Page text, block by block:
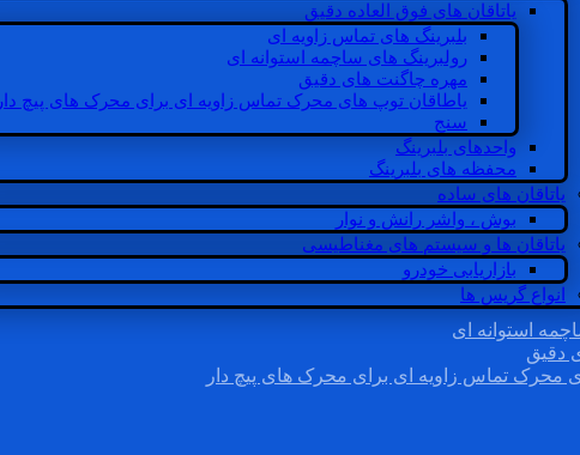
یاتاقان های فوق العاده دقیق
بلبرینگ های تماس زاویه ای
رولبرینگ های ساچمه استوانه ای
مهره چاگنت های دقیق
یاطاقان توپ های محرک تماس زاویه ای برای محرک های پیچ دار
سنج
واحدهای بلبرینگ
محفظه های بلبرینگ
یاتاقان های ساده
بوش ، واشر رانش و نوار
یاتاقان ها و سیستم های مغناطیسی
بازاریابی خودرو
انواع گریس ها
استوانه ای
دقیق
محرک تماس زاویه ای برای محرک های پیچ دار